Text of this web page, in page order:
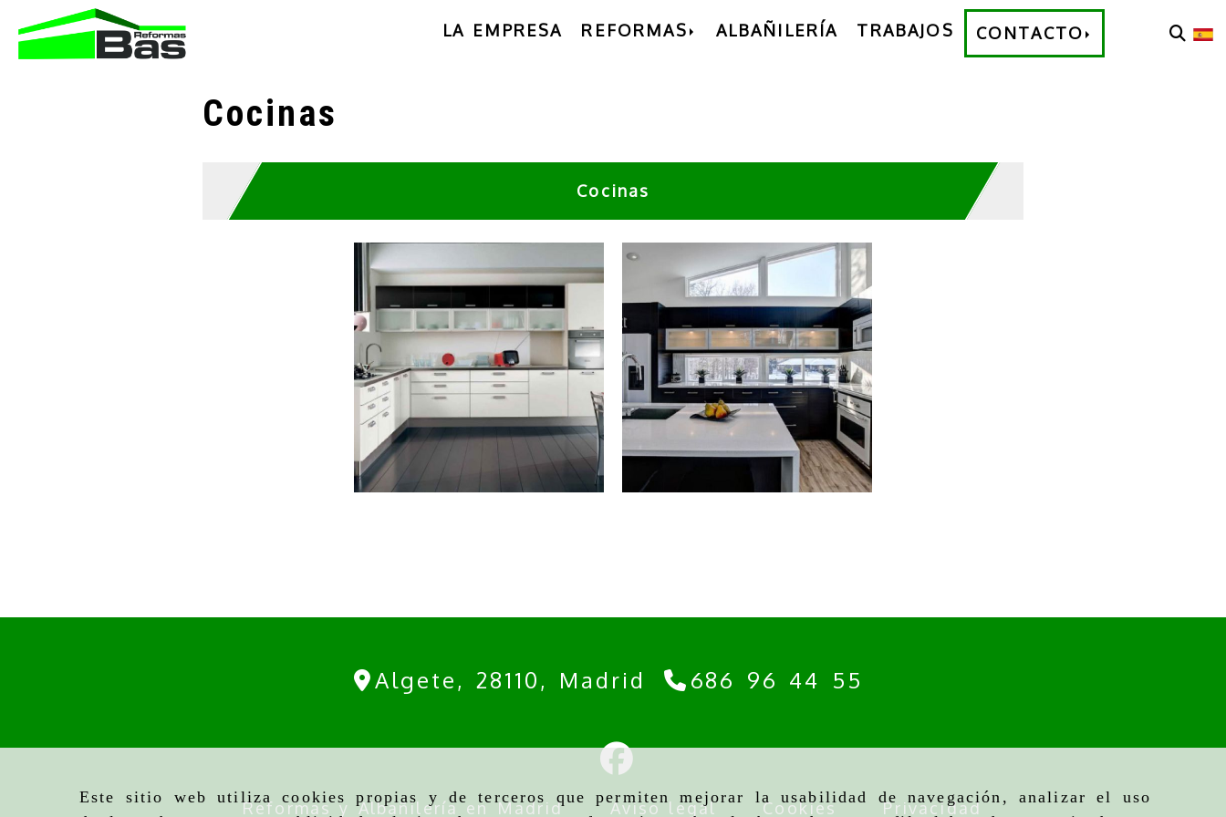
Este sitio web utiliza cookies propias y de terceros que permiten mejorar la usabilidad de navegación, analizar el uso
LA EMPRESA REFORMAS ALBAÑILERÍA TRABAJOS CONTACTO
Cocinas
Cocinas
Cocina moderna con
muebles de color
blanco
Cocina moderna con
muebles de color
blanco y negro
Algete,28110, Madrid 686 96 44 55
Reformas y Albañilería en Madrid Aviso legal Cookies Privacidad